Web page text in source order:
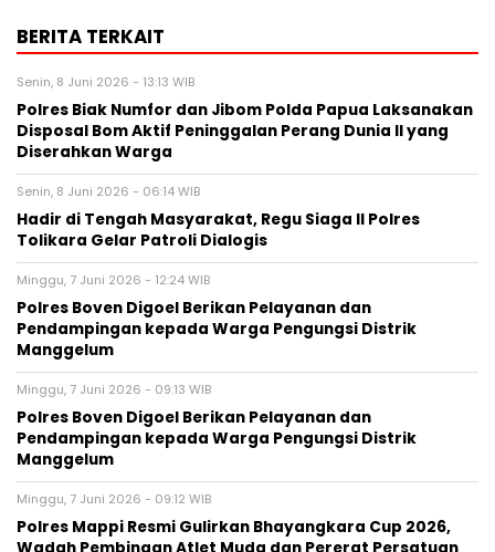
BERITA TERKAIT
Senin, 8 Juni 2026 - 13:13 WIB
Polres Biak Numfor dan Jibom Polda Papua Laksanakan
Disposal Bom Aktif Peninggalan Perang Dunia II yang
Diserahkan Warga
Senin, 8 Juni 2026 - 06:14 WIB
Hadir di Tengah Masyarakat, Regu Siaga II Polres
Tolikara Gelar Patroli Dialogis
Minggu, 7 Juni 2026 - 12:24 WIB
Polres Boven Digoel Berikan Pelayanan dan
Pendampingan kepada Warga Pengungsi Distrik
Manggelum
Minggu, 7 Juni 2026 - 09:13 WIB
Polres Boven Digoel Berikan Pelayanan dan
Pendampingan kepada Warga Pengungsi Distrik
Manggelum
Minggu, 7 Juni 2026 - 09:12 WIB
Polres Mappi Resmi Gulirkan Bhayangkara Cup 2026,